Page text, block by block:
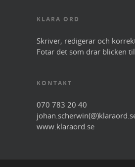
KLARA ORD
Skriver, redigerar och
Fotar det som drar blicken
KONTAKT
070 783 20 40
www.klaraord.se